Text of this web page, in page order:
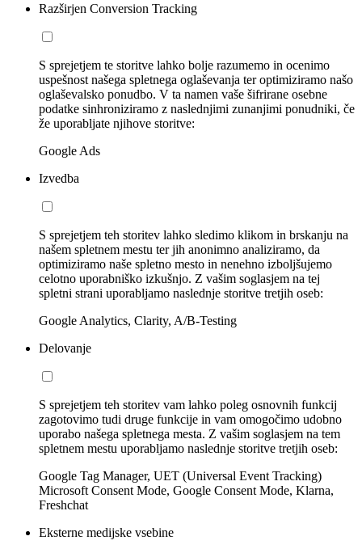
Razširjen Conversion Tracking
S sprejetjem te storitve lahko bolje razumemo in ocenimo
uspešnost našega spletnega oglaševanja ter optimiziramo našo
oglaševalsko ponudbo. V ta namen vaše šifrirane osebne
podatke sinhroniziramo z naslednjimi zunanjimi ponudniki, če
že uporabljate njihove storitve:
Google Ads
Izvedba
S sprejetjem teh storitev lahko sledimo klikom in brskanju na
našem spletnem mestu ter jih anonimno analiziramo, da
optimiziramo naše spletno mesto in nenehno izboljšujemo
celotno uporabniško izkušnjo. Z vašim soglasjem na tej
spletni strani uporabljamo naslednje storitve tretjih oseb:
Google Analytics, Clarity, A/B-Testing
Delovanje
S sprejetjem teh storitev vam lahko poleg osnovnih funkcij
zagotovimo tudi druge funkcije in vam omogočimo udobno
uporabo našega spletnega mesta. Z vašim soglasjem na tem
spletnem mestu uporabljamo naslednje storitve tretjih oseb:
Google Tag Manager, UET (Universal Event Tracking)
Microsoft Consent Mode, Google Consent Mode, Klarna,
Freshchat
Eksterne medijske vsebine